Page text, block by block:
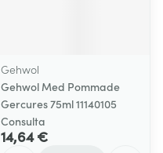
Gehwol
Gehwol Med Pommade
Gercures 75ml 11140105
Consulta
14,64 €